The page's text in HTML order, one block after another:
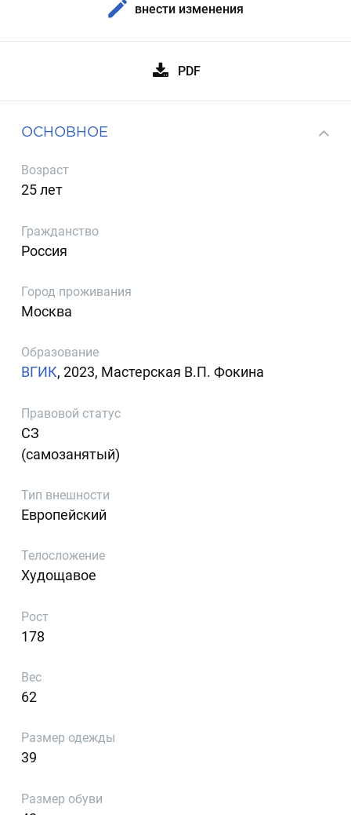
внести изменения
PDF
ОСНОВНОЕ
Возраст
25 лет
Гражданство
Россия
Город проживания
Москва
Образование
ВГИК, 2023, Мастерская В.П. Фокина
Правовой статус
СЗ
(самозанятый)
Тип внешности
Европейский
Телосложение
Худощавое
Рост
178
Вес
62
Размер одежды
39
Размер обуви